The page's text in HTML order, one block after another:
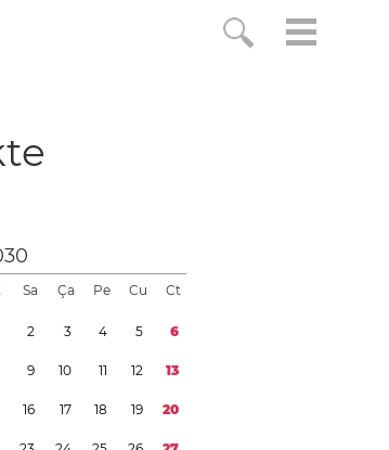
Sa Ça Pe Cu Ct
2 3 4 5 6
9 10 11 12 13
16 17 18 19 20